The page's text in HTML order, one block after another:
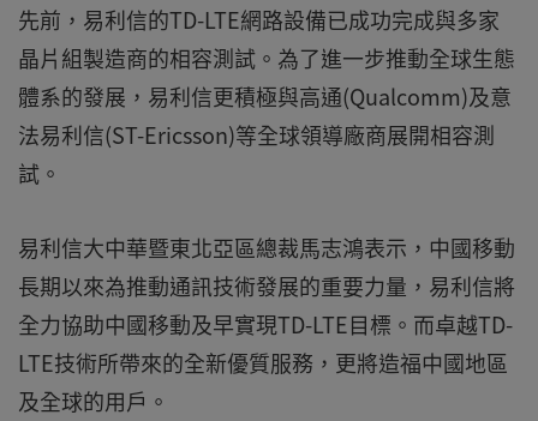
先前，易利信的TD-LTE網路設備已成功完成與多家
晶片組製造商的相容測試。為了進一步推動全球生態
體系的發展，易利信更積極與高通(Qualcomm)及意
法易利信(ST-Ericsson)等全球領導廠商展開相容測
試。
易利信大中華暨東北亞區總裁馬志鴻表示，中國移動
長期以來為推動通訊技術發展的重要力量，易利信將
全力協助中國移動及早實現TD-LTE目標。而卓越TD-
LTE技術所帶來的全新優質服務，更將造福中國地區
及全球的用戶。